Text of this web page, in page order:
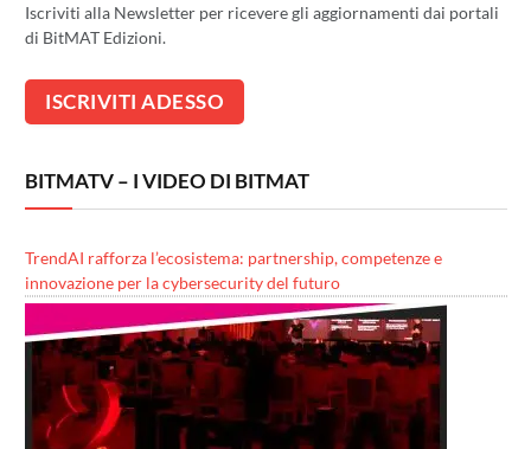
Iscriviti alla Newsletter per ricevere gli aggiornamenti dai portali
di BitMAT Edizioni.
BITMATV – I VIDEO DI BITMAT
TrendAI rafforza l’ecosistema: partnership, competenze e
innovazione per la cybersecurity del futuro